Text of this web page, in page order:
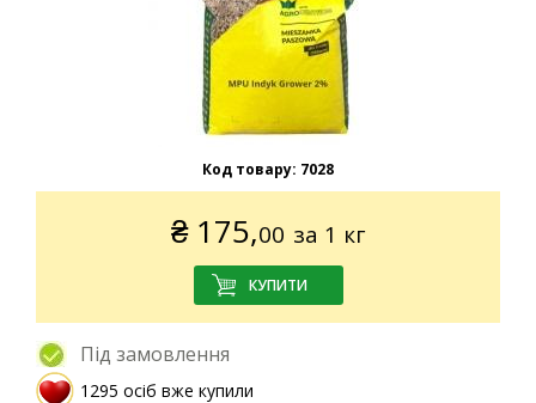
Код товару: 7028
₴ 175,00 за 1 кг
Під замовлення
1295 осіб вже купили